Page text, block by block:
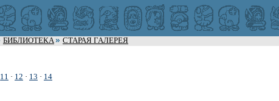
БИБЛИОТЕКА СТАРАЯ ГАЛЕРЕЯ
11 · 12 · 13 · 14